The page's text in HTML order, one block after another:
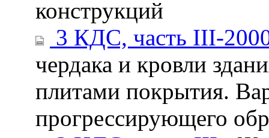
конструкций
3 КДС, часть III-
чердака и кровли
плитами покрытия.
прогрессирующего